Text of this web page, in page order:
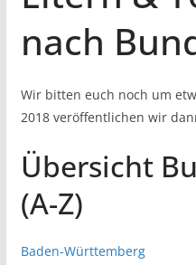
nach
Wir bitten euch noch um
2018 veröffentlichen wir
Übersicht
(A-Z)
Baden-Württemberg